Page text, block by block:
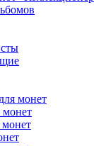
монет
монет